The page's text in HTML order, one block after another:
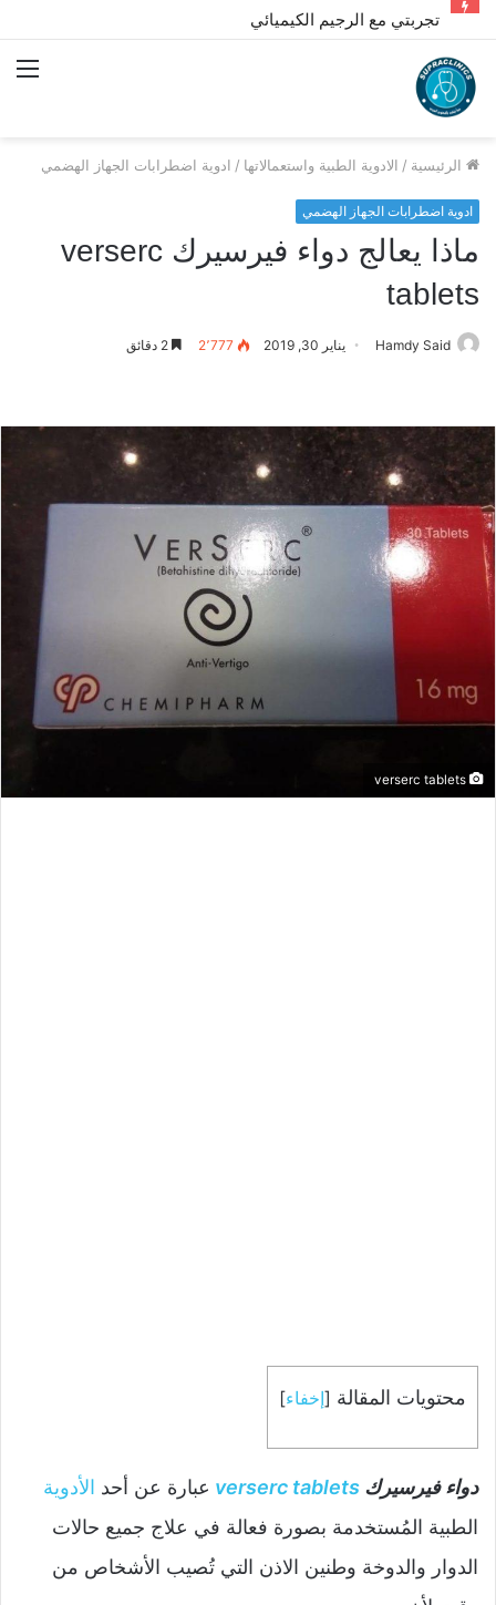
تجربتي مع الرجيم الكيميائي
الرئيسية / الادوية الطبية واستعمالاتها / ادوية اضطرابات الجهاز الهضمي
ادوية اضطرابات الجهاز الهضمي
ماذا يعالج دواء فيرسيرك verserc
tablets
Hamdy Said يناير 30, 2019 2٬777
محتويات المقالة [إخفاء]
دواء فيرسيرك verserc tablets عبارة عن أحد الأدوية
الطبية المُستخدمة بصورة فعالة في علاج جميع حالات
الدوار والدوخة وطنين الاذن التي تُصيب الأشخاص من